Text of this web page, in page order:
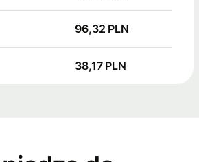
96,32 PLN
38,17 PLN